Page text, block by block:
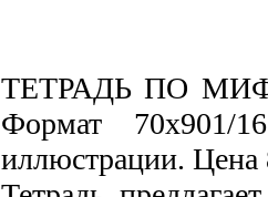
ТЕТРАДЬ ПО
Формат 70х901/
иллюстрации. Цена